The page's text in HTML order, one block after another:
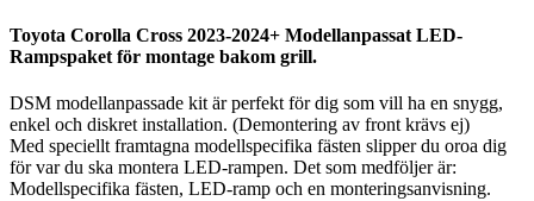
Toyota Corolla Cross 2023-2024+ Modellanpassat LED-
Rampspaket för montage bakom grill.
DSM modellanpassade kit är perfekt för dig som vill ha en snygg,
enkel och diskret installation. (Demontering av front krävs ej)
Med speciellt framtagna modellspecifika fästen slipper du oroa dig
för var du ska montera LED-rampen. Det som medföljer är:
Modellspecifika fästen, LED-ramp och en monteringsanvisning.